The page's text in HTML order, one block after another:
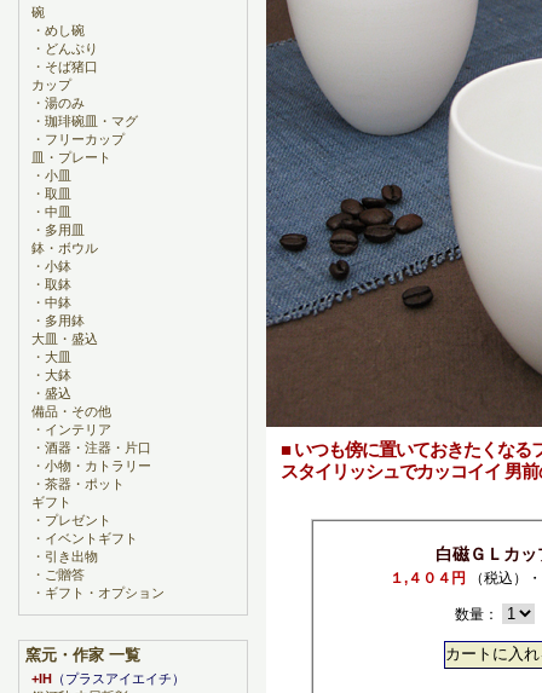
■ いつも傍に置いておきたくなる
スタイリッシュでカッコイイ 男
白磁ＧＬカッ
１,４０４円 （税込）
数量：
碗
・ めし碗
・ どんぶり
・ そば猪口
カップ
・ 湯のみ
・ 珈琲碗皿・マグ
・ フリーカップ
皿・プレート
・ 小皿
・ 取皿
・ 中皿
・ 多用皿
鉢・ボウル
・ 小鉢
・ 取鉢
・ 中鉢
・ 多用鉢
大皿・盛込
・ 大皿
・ 大鉢
・ 盛込
備品・その他
・ インテリア
・ 酒器・注器・片口
・ 小物・カトラリー
・ 茶器・ポット
ギフト
・ プレゼント
・ イベントギフト
・ 引き出物
・ ご贈答
・ ギフト・オプション
窯元・作家 一覧
+IH （プラスアイエイチ）